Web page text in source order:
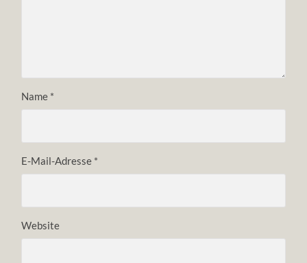
Name *
E-Mail-Adresse *
Website